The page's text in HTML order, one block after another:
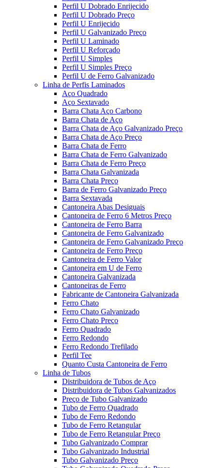
Perfil U Dobrado Enrijecido
Perfil U Dobrado Preço
Perfil U Enrijecido
Perfil U Galvanizado Preço
Perfil U Laminado
Perfil U Reforçado
Perfil U Simples
Perfil U Simples Preço
Perfil U de Ferro Galvanizado
Linha de Perfis Laminados
Aço Quadrado
Aço Sextavado
Barra Chata Aço Carbono
Barra Chata de Aço
Barra Chata de Aço Galvanizado Preço
Barra Chata de Aço Preço
Barra Chata de Ferro
Barra Chata de Ferro Galvanizado
Barra Chata de Ferro Preço
Barra Chata Galvanizada
Barra Chata Preço
Barra de Ferro Galvanizado Preço
Barra Sextavada
Cantoneira Abas Desiguais
Cantoneira de Ferro 6 Metros Preço
Cantoneira de Ferro Barra
Cantoneira de Ferro Galvanizado
Cantoneira de Ferro Galvanizado Preço
Cantoneira de Ferro Preço
Cantoneira de Ferro Valor
Cantoneira em U de Ferro
Cantoneira Galvanizada
Cantoneiras de Ferro
Fabricante de Cantoneira Galvanizada
Ferro Chato
Ferro Chato Galvanizado
Ferro Chato Preço
Ferro Quadrado
Ferro Redondo
Ferro Redondo Trefilado
Perfil Tee
Quanto Custa Cantoneira de Ferro
Linha de Tubos
Distribuidora de Tubos de Aço
Distribuidora de Tubos Galvanizados
Preço de Tubo Galvanizado
Tubo de Ferro Quadrado
Tubo de Ferro Redondo
Tubo de Ferro Retangular
Tubo de Ferro Retangular Preço
Tubo Galvanizado Comprar
Tubo Galvanizado Industrial
Tubo Galvanizado Preço